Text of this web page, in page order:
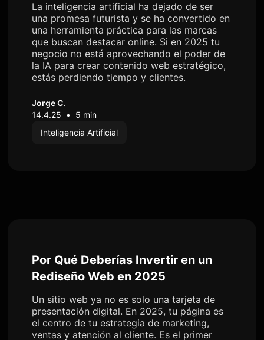
La inteligencia artificial ha dejado de ser
una promesa futurista y se ha convertido en
una herramienta práctica para las marcas
que buscan destacar online. Si en 2025 tu
negocio no está aprovechando el poder de
la IA para crear contenido web estratégico,
estás perdiendo tiempo y clientes.
Jorge C.
14.4.25 •
5 min
Inteligencia Artificial
Por Qué Deberías Invertir en un
Rediseño Web en 2025
Un sitio web ya no es solo una tarjeta de
presentación digital. En 2025, tu página es
el centro de tu estrategia de marketing,
ventas y atención al cliente. Es el primer